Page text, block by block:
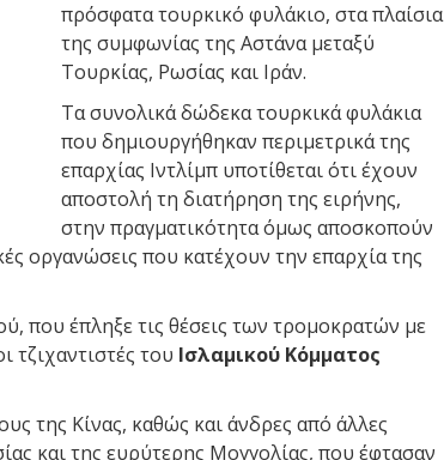
πρόσφατα τουρκικό φυλάκιο, στα πλαίσια
της συμφωνίας της Αστάνα μεταξύ
Τουρκίας, Ρωσίας και Ιράν.
Τα συνολικά δώδεκα τουρκικά φυλάκια
που δημιουργήθηκαν περιμετρικά της
επαρχίας Ιντλίμπ υποτίθεται ότι έχουν
αποστολή τη διατήρηση της ειρήνης,
στην πραγματικότητα όμως αποσκοπούν
οργανώσεις που κατέχουν την επαρχία της
που έπληξε τις θέσεις των τρομοκρατών με
τζιχαντιστές του Ισλαμικού Κόμματος
της Κίνας, καθώς και άνδρες από άλλες
και της ευρύτερης Μογγολίας, που έφτασαν